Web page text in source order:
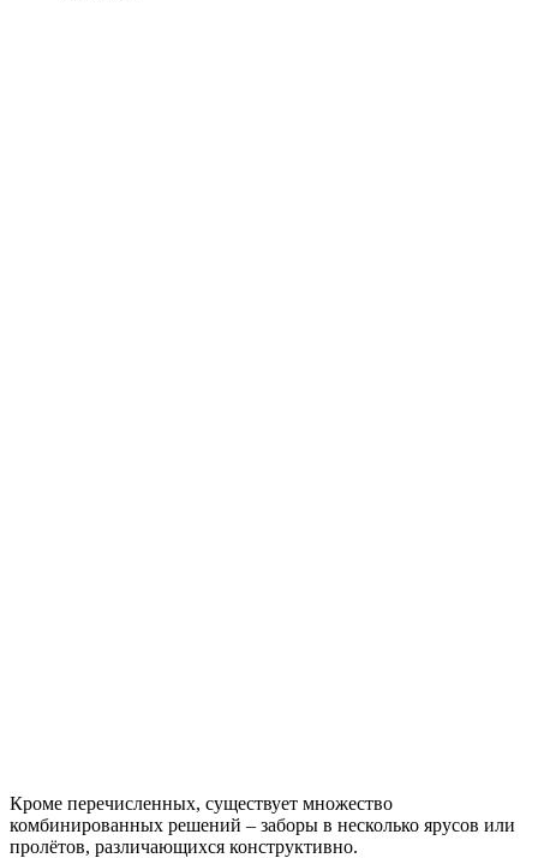
Кроме перечисленных, существует множество
комбинированных решений – заборы в несколько ярусов или
пролётов, различающихся конструктивно.